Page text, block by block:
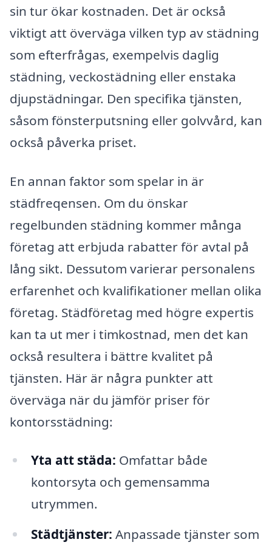
sin tur ökar kostnaden. Det är också
viktigt att överväga vilken typ av städning
som efterfrågas, exempelvis daglig
städning, veckostädning eller enstaka
djupstädningar. Den specifika tjänsten,
såsom fönsterputsning eller golvvård, kan
också påverka priset.
En annan faktor som spelar in är
städfreqensen. Om du önskar
regelbunden städning kommer många
företag att erbjuda rabatter för avtal på
lång sikt. Dessutom varierar personalens
erfarenhet och kvalifikationer mellan olika
företag. Städföretag med högre expertis
kan ta ut mer i timkostnad, men det kan
också resultera i bättre kvalitet på
tjänsten. Här är några punkter att
överväga när du jämför priser för
kontorsstädning:
Yta att städa: Omfattar både
kontorsyta och gemensamma
utrymmen.
Städtjänster: Anpassade tjänster som